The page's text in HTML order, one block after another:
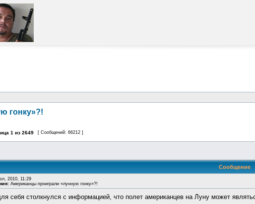
гонку»?!
1 из 2649 [ Сообщений: 66212 ]
Сообщение
2010, 11:29
Американцы проиграли «лунную гонку»?!
себя столкнулся с информацией, что полет американцев на Луну может